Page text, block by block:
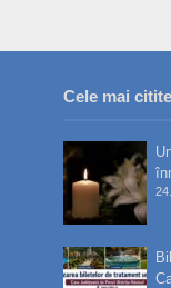
Cele mai citite